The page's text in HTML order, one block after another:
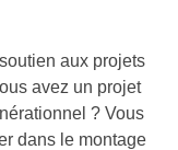
aux projets
avez un projet
? Vous
dans le montage